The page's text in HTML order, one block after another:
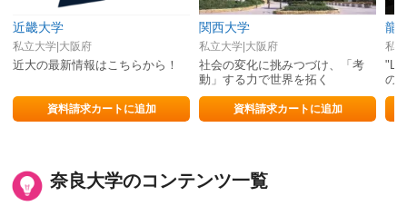
近畿大学
私立大学|大阪府
近大の最新情報はこちらから！
資料請求カートに追加
関西大学
私立大学|大阪府
社会の変化に挑みつづけ、「考
動」する力で世界を拓く
資料請求カートに追加
龍
私
の
へ
奈良大学のコンテンツ一覧